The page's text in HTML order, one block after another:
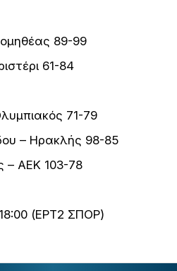
89-99
61-84
71-79
– Ηρακλής 98-85
– ΑΕΚ 103-78
(ΕΡΤ2 ΣΠΟΡ)